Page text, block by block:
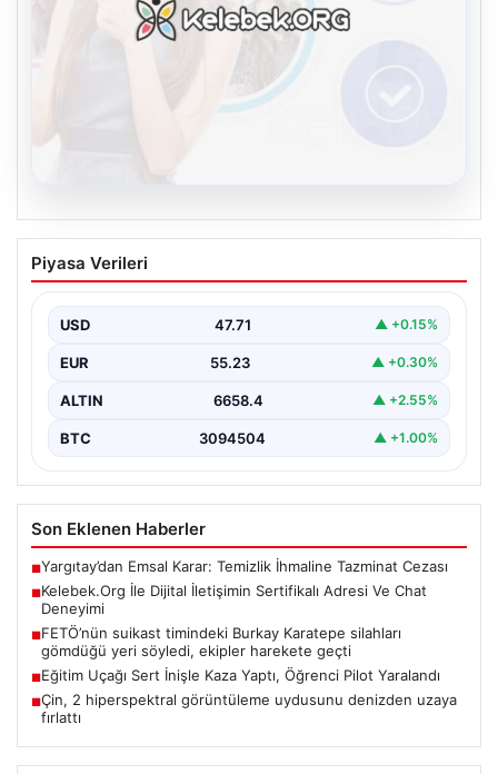
Kelebek.Org İle Dijital İletişimin
Sertifikalı Adresi Ve Chat Deneyimi
kurması kritik bir değer ifade etmektedir. Günümüzde…
Piyasa Verileri
USD 47.71 ▲ +0.15%
EUR 55.23 ▲ +0.30%
ALTIN 6658.4 ▲ +2.55%
BTC 3094504 ▲ +1.00%
Son Eklenen Haberler
■Yargıtay’dan Emsal Karar: Temizlik İhmaline Tazminat Cezası
■Kelebek.Org İle Dijital İletişimin Sertifikalı Adresi Ve Chat
Deneyimi
■FETÖ’nün suikast timindeki Burkay Karatepe silahları
gömdüğü yeri söyledi, ekipler harekete geçti
■Eğitim Uçağı Sert İnişle Kaza Yaptı, Öğrenci Pilot Yaralandı
■Çin, 2 hiperspektral görüntüleme uydusunu denizden uzaya
fırlattı